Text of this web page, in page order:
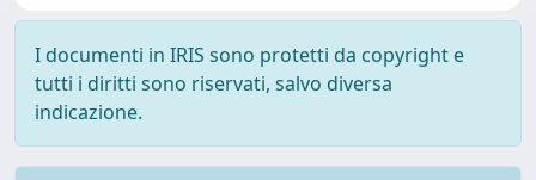
I documenti in IRIS sono protetti da copyright e
tutti i diritti sono riservati, salvo diversa
indicazione.